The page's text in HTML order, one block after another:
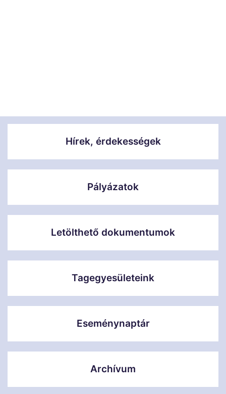
Hírek, érdekességek
Pályázatok
Letölthető dokumentumok
Tagegyesületeink
Eseménynaptár
Archívum